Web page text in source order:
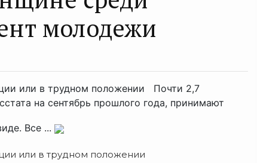
молодежи
или в трудном положении Почти 2,7
на сентябрь прошлого года, принимают
Все ...
или в трудном положении